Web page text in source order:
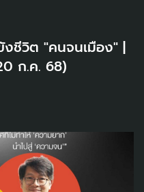
งชีวิต "คนจนเมือง" |
ก.ค. 68)